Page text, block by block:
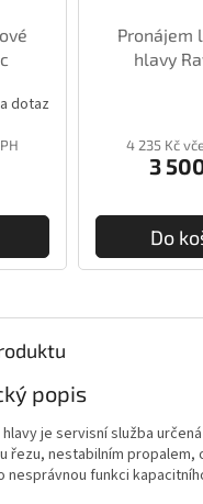
dotaz
Pronájem
hlavy
4 235 Kč
3
Do
popis
je servisní služba
řezu, nestabilním
nesprávnou funkci